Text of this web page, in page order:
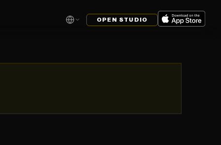
OPEN STUDIO